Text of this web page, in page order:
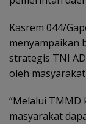
Kasrem 044/
menyampaikan
strategis TNI
oleh masyarakat
“Melalui TMMD
masyarakat